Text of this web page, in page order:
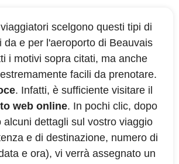
scelgono questi tipi di
da e per l'aeroporto di Beauvais
i motivi sopra citati, ma anche
facili da prenotare.
. Infatti, è sufficiente visitare il
web online. In pochi clic, dopo
alcuni dettagli sul vostro viaggio
e di destinazione, numero di
e ora), vi verrà assegnato un